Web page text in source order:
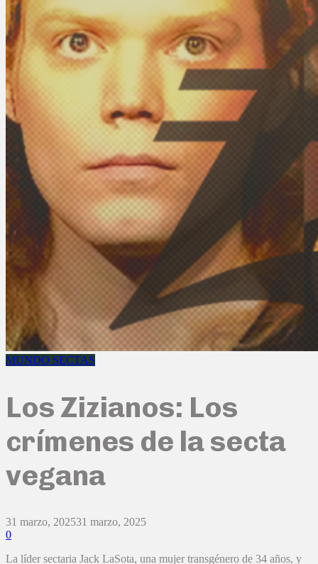
MUNDO SECTAS
Los Zizianos: Los
crímenes de la secta
vegana
31 marzo, 202531 marzo, 2025
0
La líder sectaria Jack LaSota, una mujer transgénero de 34 años, y